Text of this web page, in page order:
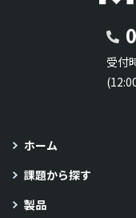
受付
ホーム
課題から探す
製品